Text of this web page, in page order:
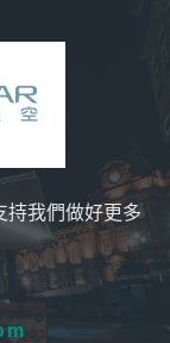
持我們做好更多